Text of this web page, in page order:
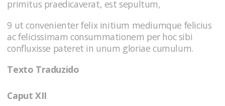
primitus praedicaverat, est sepultum,
9 ut convenienter felix initium mediumque felicius
ac felicissimam consummationem per hoc sibi
confluxisse pateret in unum gloriae cumulum.
Texto Traduzido
Caput XII